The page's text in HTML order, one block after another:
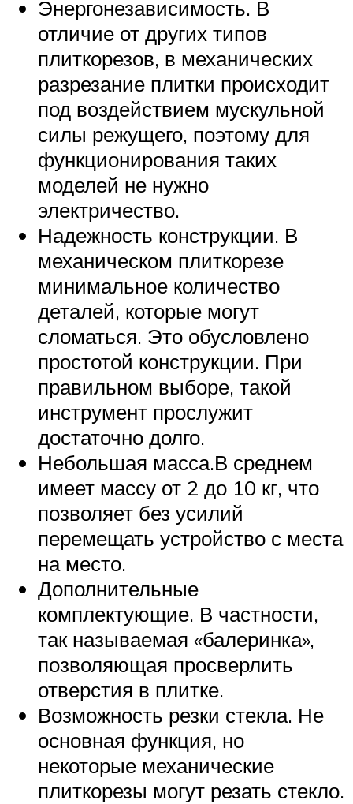
Энергонезависимость. В
отличие от других типов
плиткорезов, в механических
разрезание плитки происходит
под воздействием мускульной
силы режущего, поэтому для
функционирования таких
моделей не нужно
электричество.
Надежность конструкции. В
механическом плиткорезе
минимальное количество
деталей, которые могут
сломаться. Это обусловлено
простотой конструкции. При
правильном выборе, такой
инструмент прослужит
достаточно долго.
Небольшая масса.В среднем
имеет массу от 2 до 10 кг, что
позволяет без усилий
перемещать устройство с места
на место.
Дополнительные
комплектующие. В частности,
так называемая «балеринка»,
позволяющая просверлить
отверстия в плитке.
Возможность резки стекла. Не
основная функция, но
некоторые механические
плиткорезы могут резать стекло.